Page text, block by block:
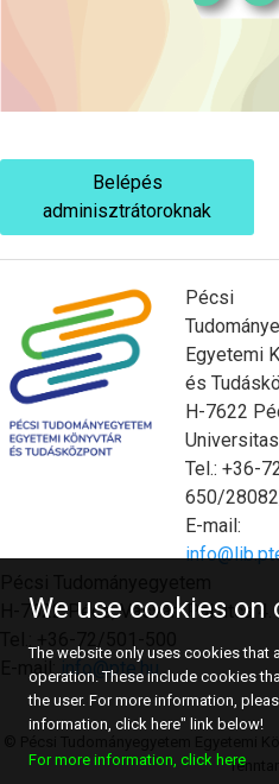
Belépés
adminisztrátoroknak
Pécsi
Egyetemi
és
H-7622
Tel.: +36-
650/
E-mail:
H-7622 Pécs, Vasvári Pál utca 4.
info@pte.hu
We use cookies on
The website only uses cookies that
operation. These include cookies
the user. For more information,
information, click here" link below!
For more information, click here